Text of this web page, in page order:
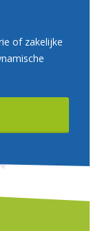
of zakelijke